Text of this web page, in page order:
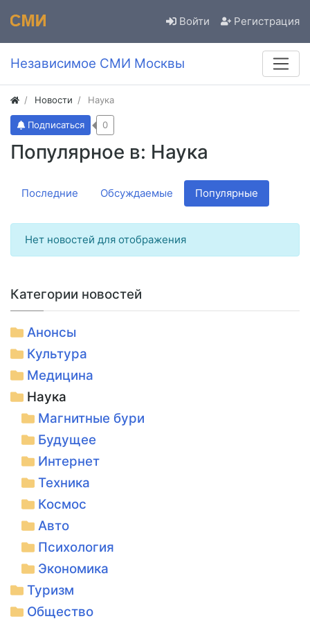
Войти Регистрация
Независимое СМИ Москвы
Новости Наука
Популярное в: Наука
Подписаться 0
Последние Обсуждаемые Популярные
Нет новостей для отображения
Категории новостей
Анонсы
Культура
Медицина
Наука
Магнитные бури
Будущее
Интернет
Техника
Космос
Авто
Психология
Экономика
Туризм
Общество